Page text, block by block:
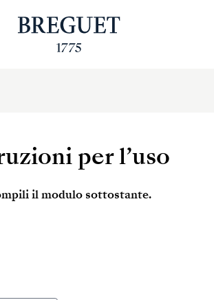
per l’uso
il modulo sottostante.